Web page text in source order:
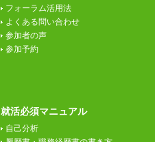
フォーラム活用法
よくある問い合わせ
参加者の声
参加予約
就活必須マニュアル
自己分析